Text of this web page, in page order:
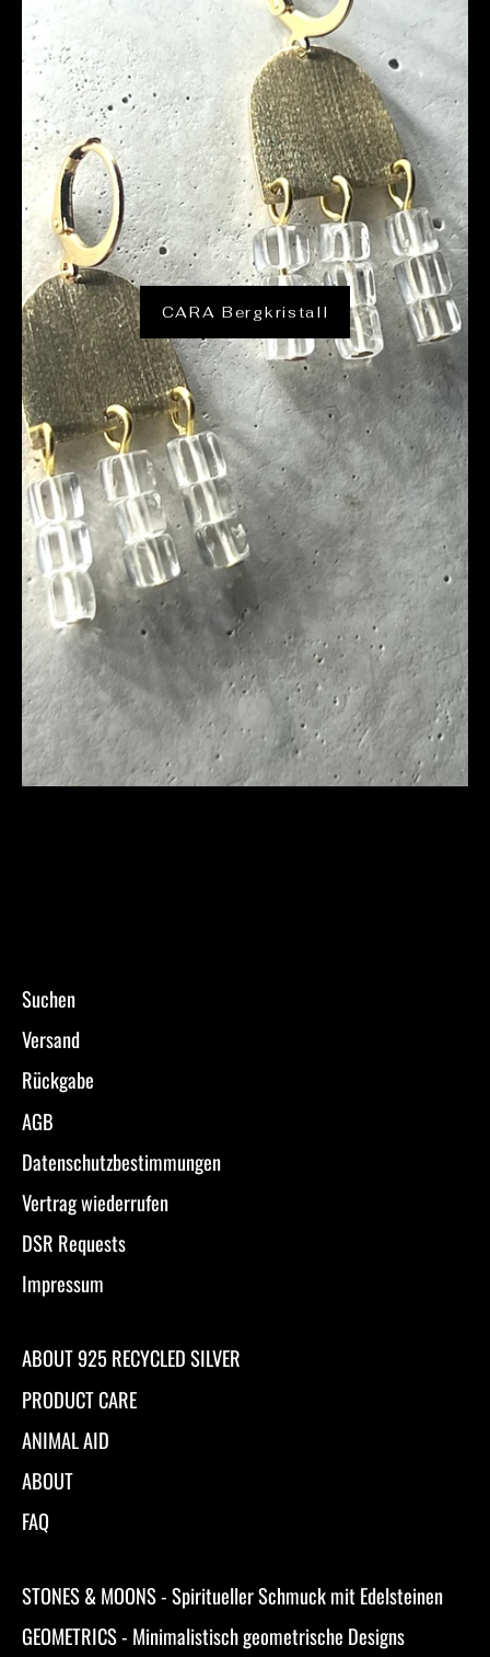
CARA Bergkristall
Suchen
Versand
Rückgabe
AGB
Datenschutzbestimmungen
Vertrag wiederrufen
DSR Requests
Impressum
ABOUT 925 RECYCLED SILVER
PRODUCT CARE
ANIMAL AID
ABOUT
FAQ
STONES & MOONS - Spiritueller Schmuck mit Edelsteinen
GEOMETRICS - Minimalistisch geometrische Designs